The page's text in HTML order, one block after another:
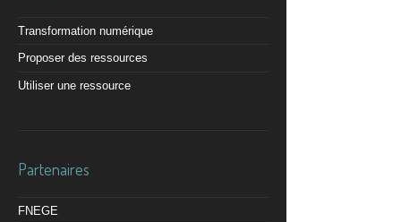
Transformation numérique
Proposer des ressources
Utiliser une ressource
Partenaires
FNEGE